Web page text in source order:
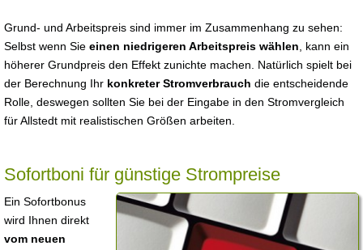
Grund- und Arbeitspreis sind immer im Zusammenhang zu sehen:
Selbst wenn Sie einen niedrigeren Arbeitspreis wählen , kann ein
höherer Grundpreis den Effekt zunichte machen. Natürlich spielt bei
der Berechnung Ihr konkreter Stromverbrauch die entscheidende
Rolle, deswegen sollten Sie bei der Eingabe in den Stromvergleich
für Allstedt mit realistischen Größen arbeiten.
Sofortboni für günstige Strompreise
Ein Sofortbonus
wird Ihnen direkt
vom neuen